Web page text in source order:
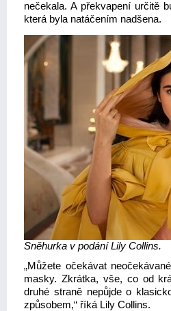
nečekala. A překvapení určitě
která byla natáčením nadšena.
Sněhurka v podání Lily Collins.
„Můžete očekávat
masky. Zkrátka, vše, co od
druhé straně nepůjde o
způsobem,“ říká Lily Collins.